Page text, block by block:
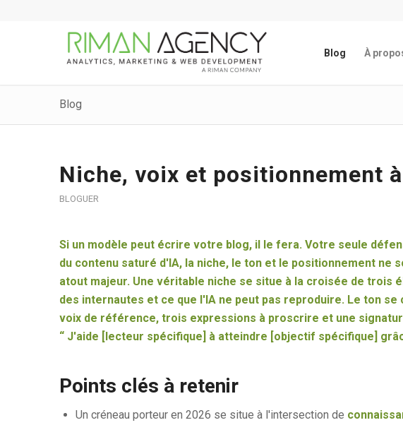
Blog À
Blog
Niche, voix et positionnement
BLOGUER
Si un modèle peut écrire votre blog, il le fera. Votre seule
du contenu saturé d'IA, la niche, le ton et le positionnement ne
atout majeur. Une véritable niche se situe à la croisée de trois
des internautes et ce que l'IA ne peut pas reproduire. Le ton
voix de référence, trois expressions à proscrire et une
“ J'aide [lecteur spécifique] à atteindre [objectif spécifique]
Points clés à retenir
Un créneau porteur en 2026 se situe à l'intersection de